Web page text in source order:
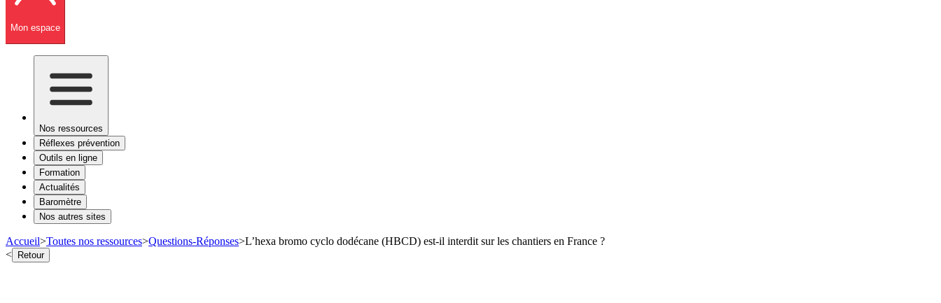
Mon espace
Nos ressources
Réflexes prévention
Outils en ligne
Formation
Actualités
Baromètre
Nos autres sites
Accueil>Toutes nos ressources>Questions-Réponses>L’hexa bromo cyclo dodécane (HBCD) est-il interdit sur les chantiers en France ?
< Retour